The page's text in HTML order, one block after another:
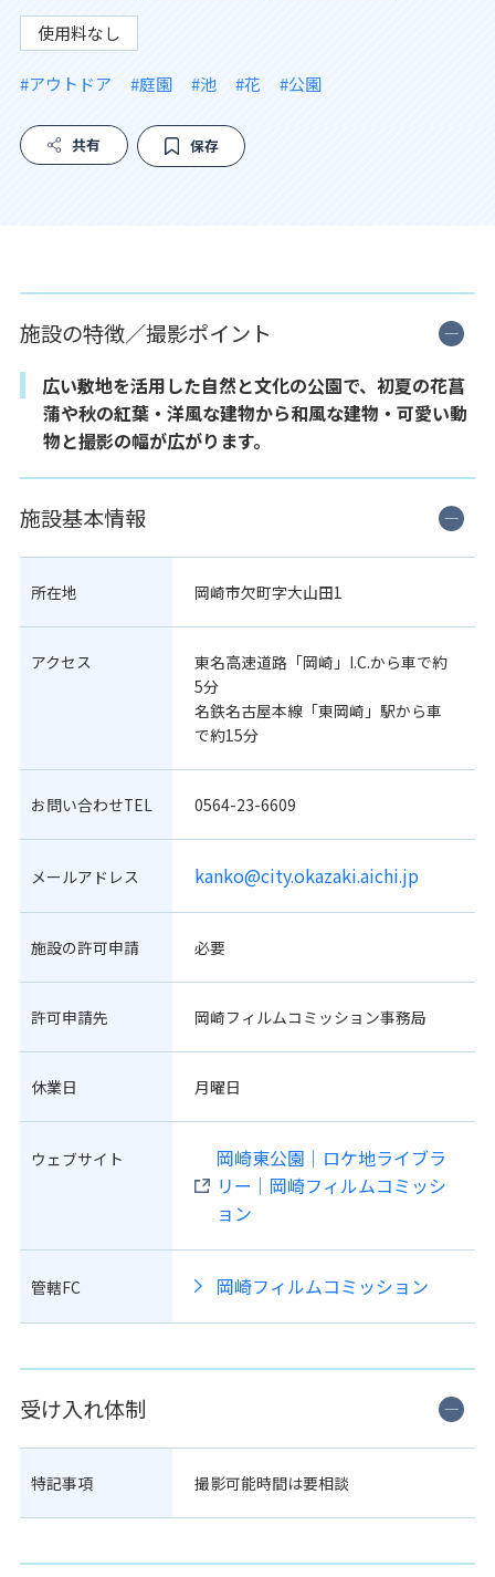
使用料なし
#アウトドア #庭園 #池 #花 #公園
共有 保存
施設の特徴／撮影ポイント
広い敷地を活用した自然と文化の公園で、初夏の花菖
蒲や秋の紅葉・洋風な建物から和風な建物・可愛い動
物と撮影の幅が広がります。
施設基本情報
所在地 岡崎市欠町字大山田1
アクセス
東名高速道路「岡崎」I.C.から車で約
5分
名鉄名古屋本線「東岡崎」駅から車
で約15分
お問い合わせTEL 0564-23-6609
メールアドレス kanko@city.okazaki.aichi.jp
施設の許可申請 必要
許可申請先 岡崎フィルムコミッション事務局
休業日 月曜日
ウェブサイト
岡崎東公園｜ロケ地ライブラ
リー｜岡崎フィルムコミッシ
ョン
管轄FC 岡崎フィルムコミッション
受け入れ体制
特記事項 撮影可能時間は要相談